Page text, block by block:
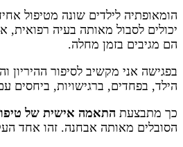
הומאופתיה לילדים שונה מטיפול
יכולים לסבול מאותה בעיה רפואית,
הם מגיבים בזמן מחלה.
בפגישה אני מקשיב לסיפור ההיריון
הילד, בפחדים, ברגישויות,
כך מתבצעת התאמה אישית של
הסובלים מאותה אבחנה. זהו אחד